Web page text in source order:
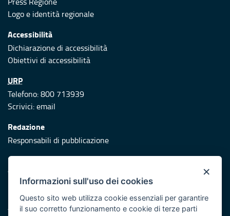
Logo e identità regionale
Accessibilità
Dichiarazione di accessibilità
Obiettivi di accessibilità
URP
Telefono: 800 713939
Scrivici:email
Redazione
Responsabili di pubblicazione
Protezione civile
Vai al sito di Protezione Civile Puglia
Iniziativa finanziata con risorse del POR Puglia 2014/2020 -
Asse XI
×
Informazioni sull'uso dei cookies
Questo sito web utilizza cookie essenziali per garantire
il suo corretto funzionamento e cookie di terze parti